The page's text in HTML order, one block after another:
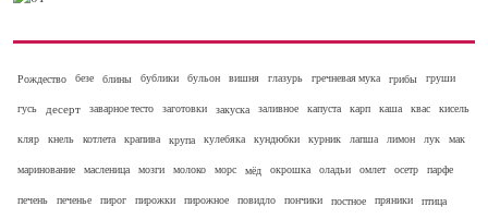
Рождество безе блины бублики бульон вишня глазурь гречневая мука грибы груши
гусь десерт заварное тесто заготовки закуска заливное капуста карп каша квас кисель
кляр кнель котлета крапива крупа кулебяка кундюбки курник лапша лимон лук мак
маринование масленица мозги молоко морс мёд окрошка оладьи омлет осетр парфе
печень печенье пирог пирожки пирожное повидло пончики постное пряники птица